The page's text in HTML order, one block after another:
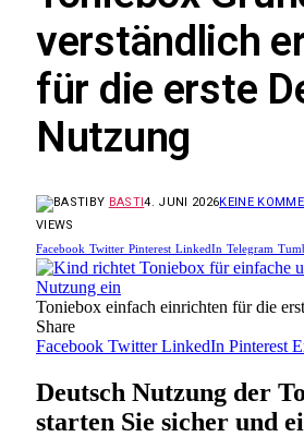
verständlich
für die erste
Nutzung
BY BASTI4. JUNI 2026KEINE
VIEWS
Facebook Twitter Pinterest LinkedIn Telegram
Toniebox einfach einrichten für die
Share
Facebook Twitter LinkedIn Pinterest
Deutsch Nutzung der
starten Sie sicher und